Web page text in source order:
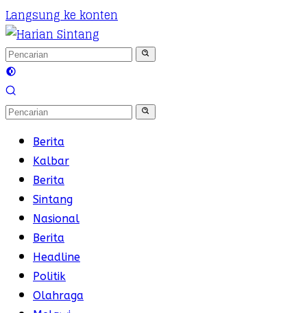
Langsung ke konten
Berita
Kalbar
Berita
Sintang
Nasional
Berita
Headline
Politik
Olahraga